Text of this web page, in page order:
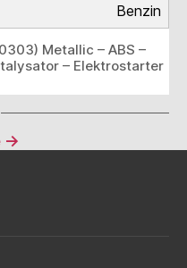
Benzin
Metallic – ABS –
– Elektrostarter
→